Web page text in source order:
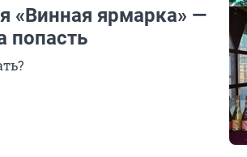
«Винная ярмарка» —
попасть